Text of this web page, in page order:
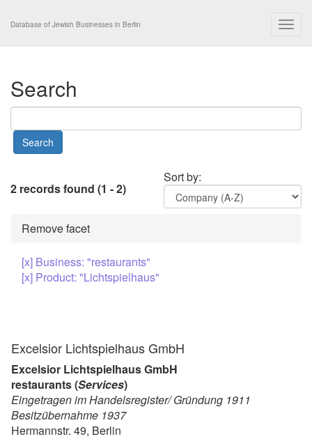
Database of Jewish Businesses in Berlin
Search
Sort by:
2 records found (1 - 2)
Remove facet
[x] Business: "restaurants"
[x] Product: "Lichtspielhaus"
Excelsior Lichtspielhaus GmbH
Excelsior Lichtspielhaus GmbH
restaurants (Services)
Eingetragen im Handelsregister/ Gründung 1911
Besitzübernahme 1937
Hermannstr. 49, Berlin